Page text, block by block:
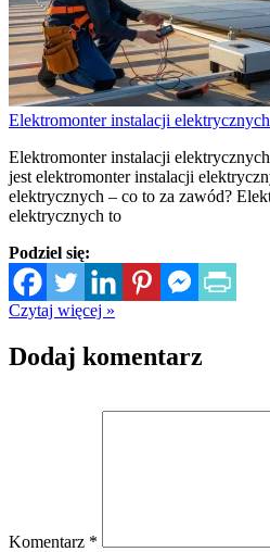
Elektromonter instalacji
Elektromonter instalacji
jest elektromonter instalacji
elektrycznych – co to za zawód?
elektrycznych to
Podziel się:
Czytaj więcej »
Dodaj komentarz
Komentarz *